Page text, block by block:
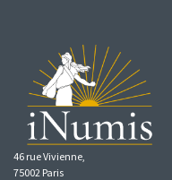
46 rue Vivienne,
75002 Paris